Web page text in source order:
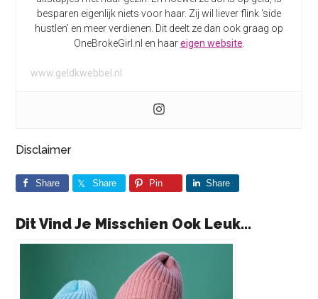
besparen eigenlijk niets voor haar. Zij wil liever flink ‘side
hustlen’ en meer verdienen. Dit deelt ze dan ook graag op
OneBrokeGirl.nl en haareigen website.
www.geldkwebbel.nl
Disclaimer
Share Share Pin Share
Dit Vind Je Misschien Ook Leuk...